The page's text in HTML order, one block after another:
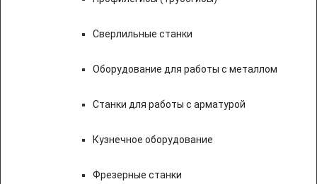
Сверлильные станки
Оборудование для работы с металлом
Станки для работы с арматурой
Кузнечное оборудование
Фрезерные станки